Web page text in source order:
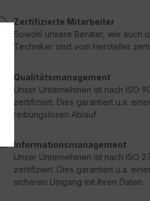
Zertifizierte Mitarbeiter
Sowohl unsere Berater, wie auch
Techniker sind vom Hersteller
Qualitätsmanagement
Unser Unternehmen ist nach ISO
zertifiziert. Dies garantiert u.a.
reibungslosen Ablauf.
Informationsmanagement
Unser Unternehmen ist nach ISO
zertifiziert. Dies garantiert u.a.
sicheren Umgang mit Ihren Daten.